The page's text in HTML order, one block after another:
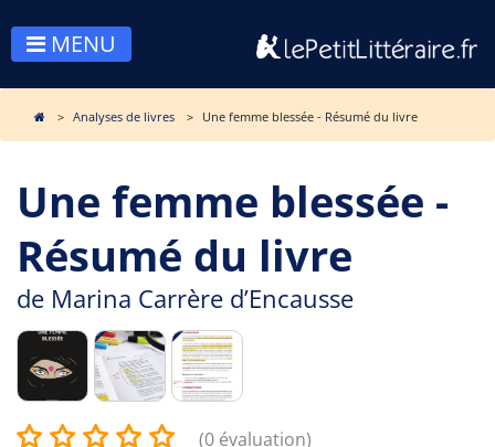
MENU
Analyses de livres Une femme blessée - Résumé du livre
Une femme blessée -
Résumé du livre
de Marina Carrère d’Encausse
(0 évaluation)